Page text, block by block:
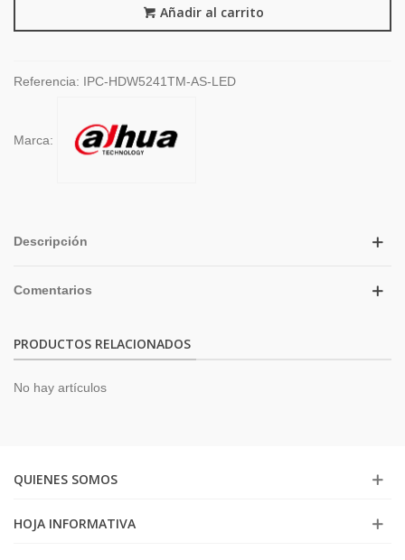
Añadir al carrito
Referencia: IPC-HDW5241TM-AS-LED
Marca:
Descripción
Comentarios
PRODUCTOS RELACIONADOS
No hay artículos
QUIENES SOMOS
HOJA INFORMATIVA